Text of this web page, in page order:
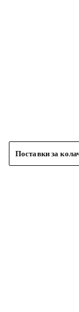
Поставки за